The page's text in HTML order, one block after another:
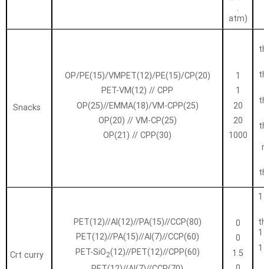
.
atm)
Snacks
OP/PE(15)/VMPET(12)/PE(15)/CP(20)
PET-VM(12) // CPP
OP(25)//EMMA(18)/VM-CPP(25)
OP(20) // VM-CP(25)
OP(21) // CPP(30)
1
1
20
20
1000
Crt curry
PET(12)//Al(12)//PA(15)//CCP(80)
PET(12)//PA(15)//Al(7)//CCP(60)
PET-SiO2(12)//PET(12)//CPP(60)
0
0
1.5